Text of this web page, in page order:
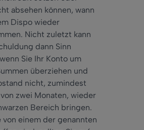
absehen können, wann
Dispo wieder
Nicht zuletzt kann
dann Sinn
Sie Ihr Konto um
überziehen und
nicht, zumindest
zwei Monaten, wieder
Bereich bringen.
von einem der genannten